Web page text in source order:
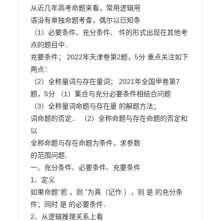
从近几年高考命题来看，常用逻辑用
语没有单独命题考查，偶尔以已知条
（1）必要条件、充分条件、 件的形式出现在其他考
点的题目中．
充要条件； 2022年天津卷第2题，5分 重点关注如下
两点：
（2）全称量词与存在量词； 2021年全国甲卷第7
题，5分 （1）集合与充分必要条件相结合问题
（3）全称量词命题与存在量 的解题方法；
词命题的否定． （2）全称命题与存在命题的否定和
以
全称命题与存在命题为条件，求参数
的范围问题．
一、充分条件、必要条件、充要条件
1、定义
如果命题“若 ，则 ”为真（记作 ），则 是 的充分条
件；同时 是 的必要条件．
2、从逻辑推理关系上看